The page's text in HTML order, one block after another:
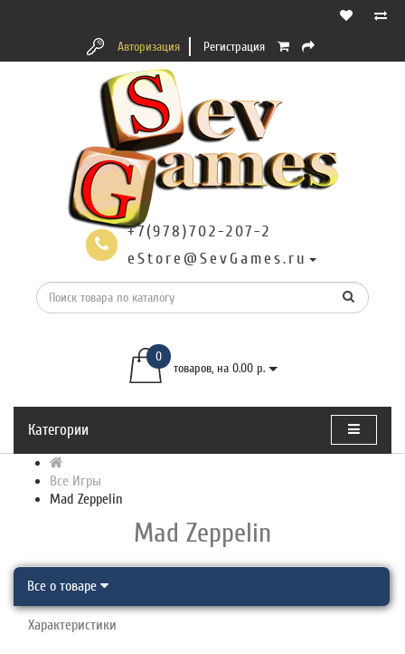
Авторизация Регистрация
+7(978)702-207-2
eStore@SevGames.ru
0
товаров, на 0.00 р.
Категории
Все Игры
Mad Zeppelin
Mad Zeppelin
Все о товаре
Характеристики